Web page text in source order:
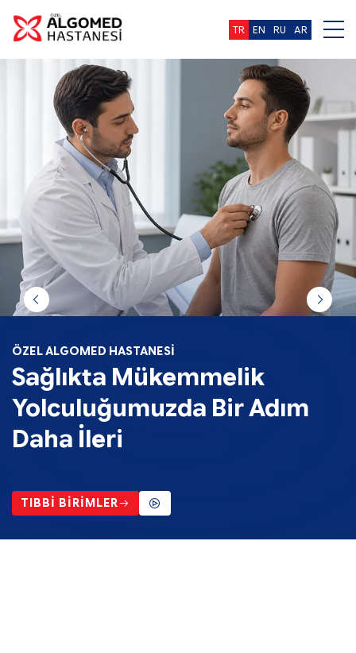
TR EN RU AR
Sağlıkta Mükemmelik
Yolculuğumuzda Bir Adım
Daha İleri
ÖZEL ALGOMED HASTANESİ
TIBBİ BİRİMLER